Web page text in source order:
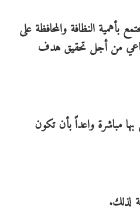
بأهمية النظافة والمحافظة على
الجماعي من أجل تحقيق هدف
بها مباشرة واعداً بأن تكون
لذلك.